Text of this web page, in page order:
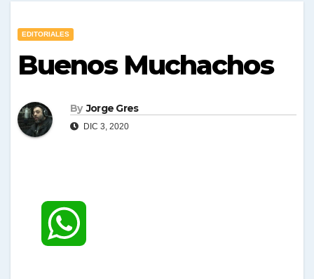
EDITORIALES
Buenos Muchachos
By Jorge Gres
DIC 3, 2020